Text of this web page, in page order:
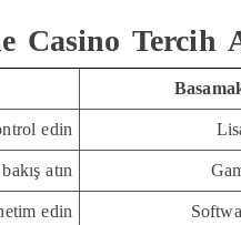
Casino Tercih
edin.
atın.
edin.